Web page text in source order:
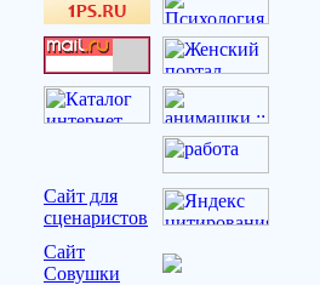
Сайт для
сценаристов
Сайт
Совушки